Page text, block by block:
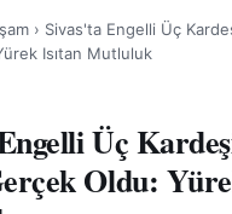
› Sivas'ta Engelli Üç
Isıtan Mutluluk
Üç
Oldu: